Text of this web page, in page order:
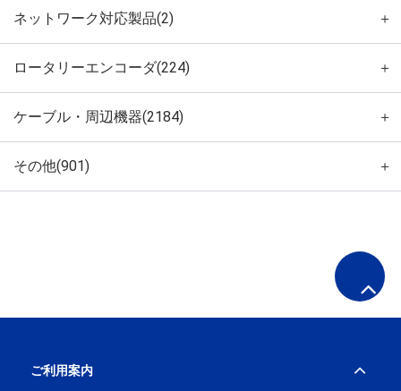
ネットワーク対応製品(2) ＋
ロータリーエンコーダ(224) ＋
ケーブル・周辺機器(2184) ＋
その他(901) ＋
ご利用案内